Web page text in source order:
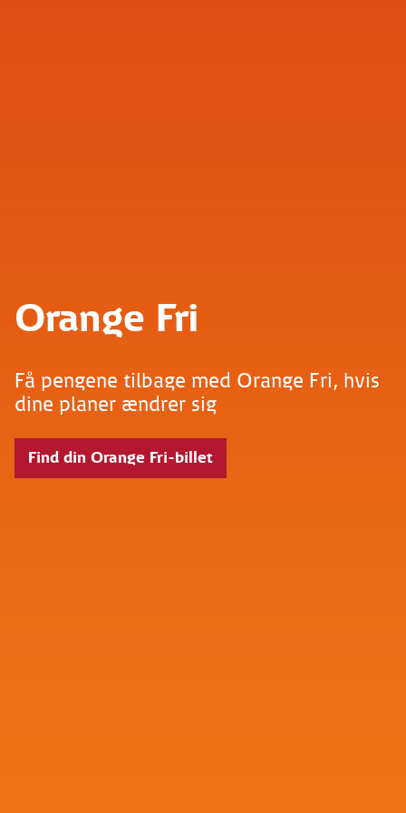
Orange Fri
Få pengene tilbage med Orange Fri, hvis
dine planer ændrer sig
Find din Orange Fri-billet